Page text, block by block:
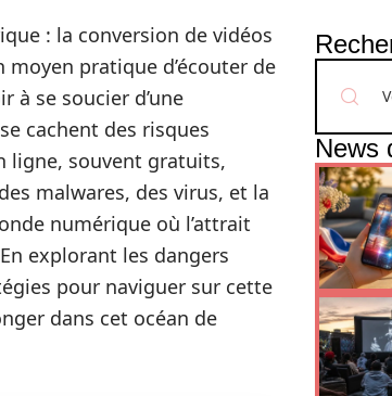
: la conversion de vidéos
pratique d’écouter de
à se soucier d’une
cachent des risques
ligne, souvent gratuits,
malwares, des virus, et la
numérique où l’attrait
explorant les dangers
pour naviguer sur cette
dans cet océan de
News